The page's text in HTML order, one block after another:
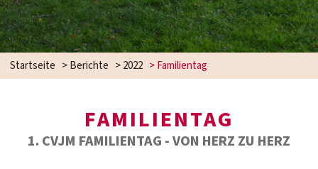
Startseite >Berichte >2022 >Familientag
FAMILIENTAG
1. CVJM FAMILIENTAG - VON HERZ ZU HERZ